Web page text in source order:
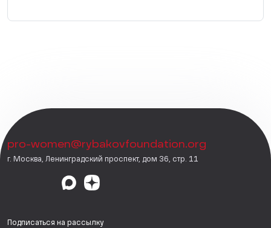
pro-women@rybakovfoundation.org
г. Москва, Ленинградский проспект, дом 36, стр. 11
Подписаться на рассылку